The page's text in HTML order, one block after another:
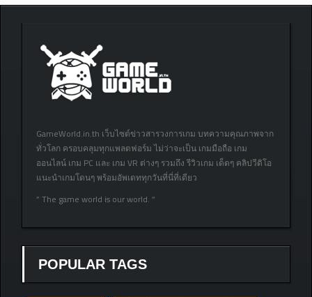
GameWorld.in.th เว็บไซต์ข่าวสารวงการเกม บทความคุณภาพจาก
ทั่วโลก ครอบคลุมทุกแพลตฟอร์ม ไม่ว่าจะเป็น เกมมือถือ เกม
ออนไลน์ เกม PC และ เกม VR ต่างๆ รวมถึง รีวิวเกม เด็ดๆ คลิปวีดิโอ
แนะนำเกมโดนๆ พร้อมอัพเดททุกวันที่นี่ที่เดียว
” The game world is our world. “
POPULAR TAGS